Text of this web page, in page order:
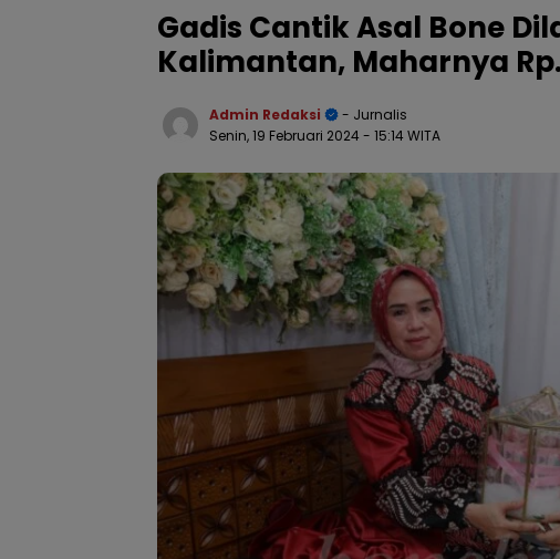
Gadis Cantik Asal Bone
Kalimantan, Maharnya
Admin Redaksi
- Jurnalis
Senin, 19 Februari 2024 - 15:14 WITA